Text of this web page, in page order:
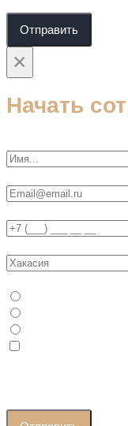
Отправить
×
Начать